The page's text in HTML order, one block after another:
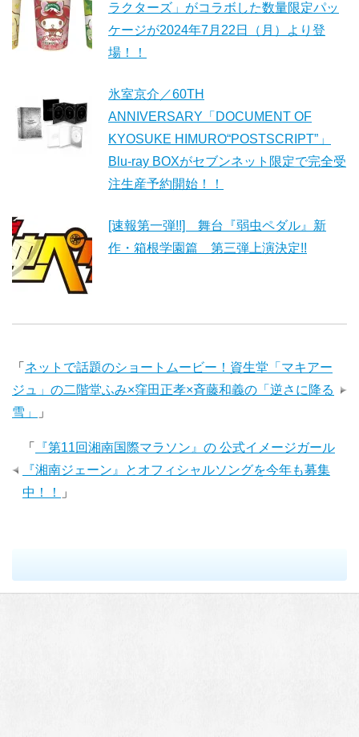
ラクターズ」がコラボした数量限定パッ
ケージが2024年7月22日（月）より登
場！！
氷室京介／60TH
ANNIVERSARY「DOCUMENT OF
KYOSUKE HIMURO“POSTSCRIPT”」
Blu-ray BOXがセブンネット限定で完全受
注生産予約開始！！
[速報第一弾!!] 舞台『弱虫ペダル』新
作・箱根学園篇 第三弾上演決定!!
「 ネットで話題のショートムービー！資生堂「マキアー
ジュ」の二階堂ふみ×窪田正孝×斉藤和義の「逆さに降る
雪」
」
「
『第11回湘南国際マラソン』の 公式イメージガール
『湘南ジェーン』とオフィシャルソングを今年も募集
中！！
」